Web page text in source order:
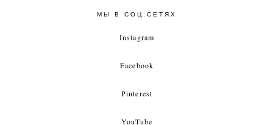
МЫ В СОЦ.СЕТЯХ
Instagram
Facebook
Pinterest
YouTube